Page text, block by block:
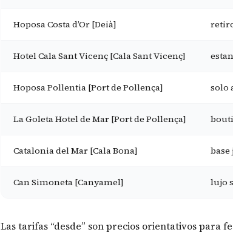
Hoposa Costa d’Or [Deià]
Hotel Cala Sant Vicenç [Cala Sant Vicenç]
Hoposa Pollentia [Port de Pollença] solo
La Goleta Hotel de Mar [Port de Pollença]
Catalonia del Mar [Cala Bona]
Can Simoneta [Canyamel] lujo
Las tarifas “desde” son precios orientativos para